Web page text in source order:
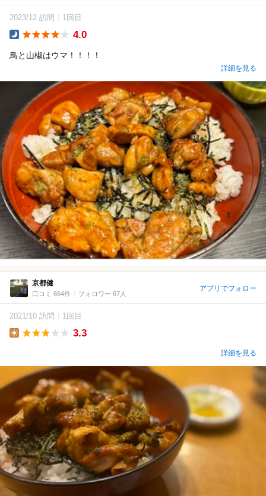
2023/12 訪問 1回目
4.0
鳥と山椒はウマ！！！！
詳細を見る
京都健
口コミ 664件 フォロワー 67人
アプリでフォロー
2021/10 訪問 1回目
3.3
詳細を見る